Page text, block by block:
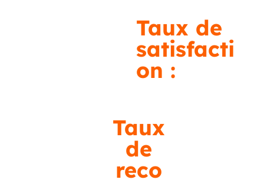
Taux de
satisfacti
on :
Taux
de
reco